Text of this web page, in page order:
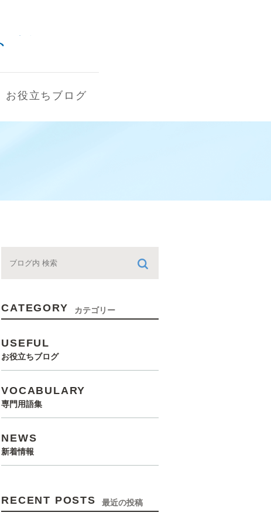
お役立ちブログ
CATEGORY カテゴリー
USEFUL
お役立ちブログ
VOCABULARY
専門用語集
NEWS
新着情報
RECENT POSTS 最近の投稿